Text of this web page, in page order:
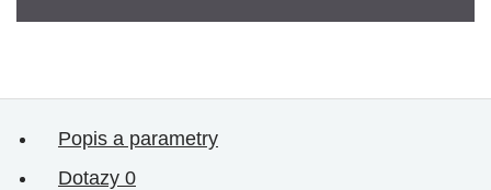
Popis a parametry
Dotazy 0